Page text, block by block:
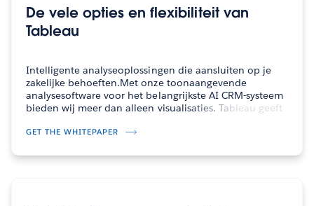
De vele opties en flexibiliteit van
Tableau
Intelligente analyseoplossingen die aansluiten op je
zakelijke behoeften.Met onze toonaangevende
analysesoftware voor het belangrijkste AI CRM-systeem
bieden wij meer dan alleen visualisaties. Tableau geeft
inzichten die je helpen betere beslissingen…
GET THE WHITEPAPER